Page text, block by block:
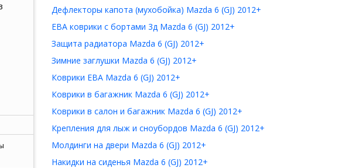
Дефлекторы капота (мухобойка) Mazda 6 (GJ) 2012+
ЕВА коврики с бортами 3д Mazda 6 (GJ) 2012+
Защита радиатора Mazda 6 (GJ) 2012+
Зимние заглушки Mazda 6 (GJ) 2012+
Коврики ЕВА Mazda 6 (GJ) 2012+
Коврики в багажник Mazda 6 (GJ) 2012+
Коврики в салон и багажник Mazda 6 (GJ) 2012+
Крепления для лыж и сноубордов Mazda 6 (GJ) 2012+
Молдинги на двери Mazda 6 (GJ) 2012+
Накидки на сиденья Mazda 6 (GJ) 2012+